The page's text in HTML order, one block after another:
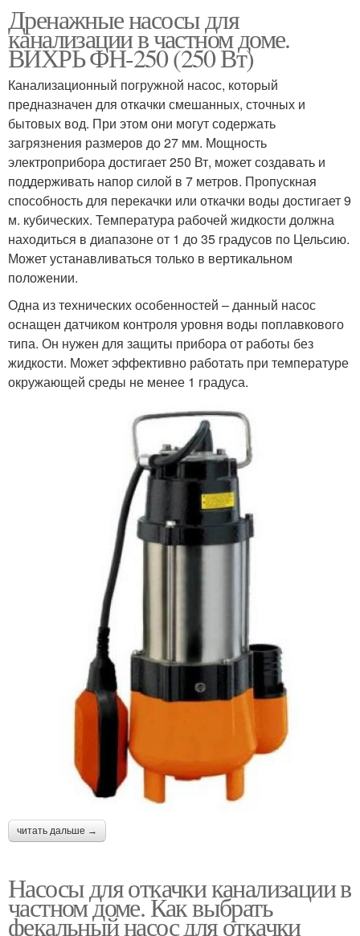
Дренажные насосы для
канализации в частном доме.
ВИХРЬ ФН-250 (250 Вт)
Канализационный погружной насос, который
предназначен для откачки смешанных, сточных и
бытовых вод. При этом они могут содержать
загрязнения размеров до 27 мм. Мощность
электроприбора достигает 250 Вт, может создавать и
поддерживать напор силой в 7 метров. Пропускная
способность для перекачки или откачки воды достигает 9
м. кубических. Температура рабочей жидкости должна
находиться в диапазоне от 1 до 35 градусов по Цельсию.
Может устанавливаться только в вертикальном
положении.
Одна из технических особенностей – данный насос
оснащен датчиком контроля уровня воды поплавкового
типа. Он нужен для защиты прибора от работы без
жидкости. Может эффективно работать при температуре
окружающей среды не менее 1 градуса.
читать дальше →
Насосы для откачки канализации в
частном доме. Как выбрать
фекальный насос для откачки